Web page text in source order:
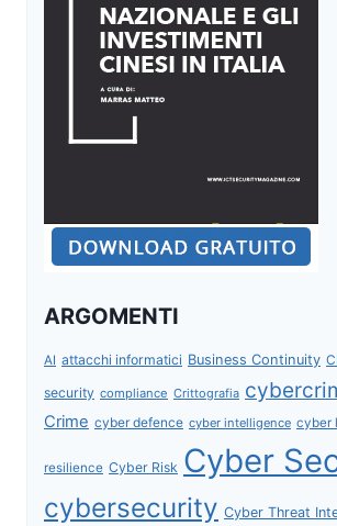
ARGOMENTI
AI attacchi informatici Business Continuity
security compliance Crittografia
Crime cyber defence cyber intelligence cyber
resilience Cyber Risk Cyber
cybersecurity Cyber Threat